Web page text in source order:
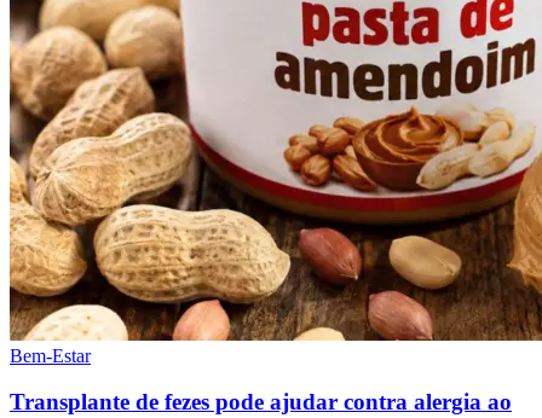
Bem-Estar
Transplante de fezes pode ajudar contra alergia ao